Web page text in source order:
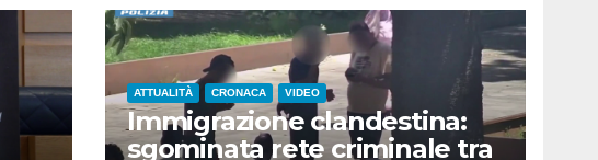
ATTUALITÀ CRONACA VIDEO
Immigrazione clandestina:
sgominata rete criminale tra